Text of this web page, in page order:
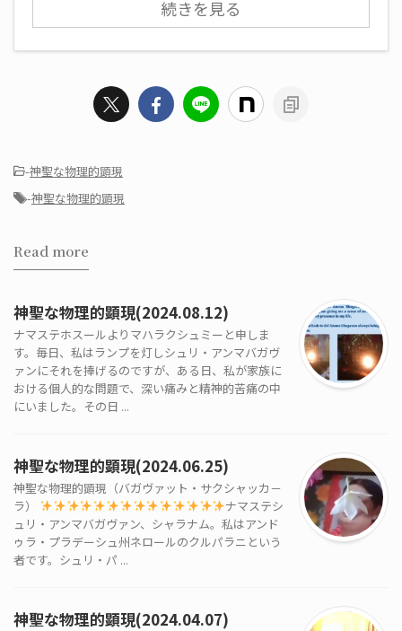
続きを見る
-神聖な物理的顕現
-神聖な物理的顕現
Read more
神聖な物理的顕現(2024.08.12)
ナマステホスールよりマハラクシュミーと申しま
す。毎日、私はランプを灯しシュリ・アンマバガヴ
ァンにそれを捧げるのですが、ある日、私が家族に
おける個人的な問題で、深い痛みと精神的苦痛の中
にいました。その日 ...
神聖な物理的顕現(2024.06.25)
神聖な物理的顕現（バガヴァット・サクシャッカ－
ラ）
ナマステシ
ュリ・アンマバガヴァン、シャラナム。私はアンド
ゥラ・プラデーシュ州ネロールのクルパラニという
者です。シュリ・パ ...
神聖な物理的顕現(2024.04.07)